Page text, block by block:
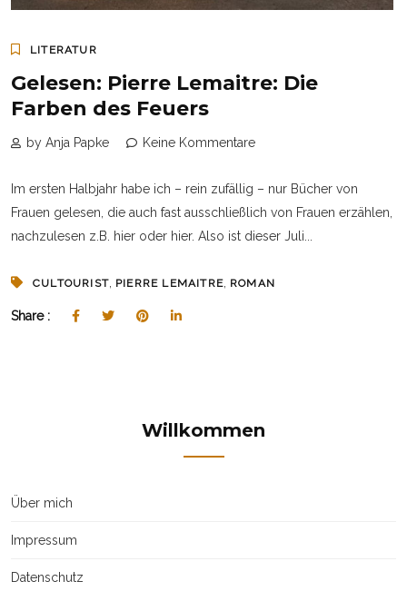
LITERATUR
Gelesen: Pierre Lemaitre: Die
Farben des Feuers
by Anja Papke Keine Kommentare
Im ersten Halbjahr habe ich – rein zufällig – nur Bücher von
Frauen gelesen, die auch fast ausschließlich von Frauen erzählen,
nachzulesen z.B. hier oder hier. Also ist dieser Juli...
CULTOURIST PIERRE LEMAITRE ROMAN
Share :
Willkommen
Über mich
Impressum
Datenschutz